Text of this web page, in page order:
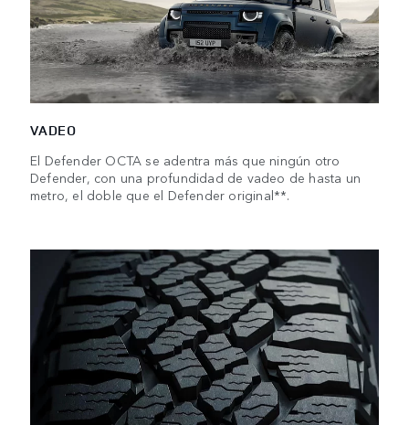
VADEO
El Defender OCTA se adentra más que ningún otro
Defender, con una profundidad de vadeo de hasta un
metro, el doble que el Defender original**.